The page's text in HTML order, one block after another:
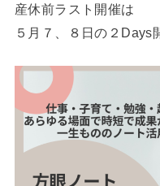
産休前ラスト開催は
５月７、８日の２Days